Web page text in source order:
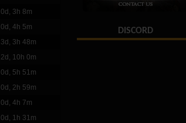
0d, 3h 8m
0d, 4h 5m
3d, 3h 48m
2d, 10h 0m
0d, 5h 51m
0d, 2h 59m
0d, 4h 7m
0d, 1h 31m
DISCORD